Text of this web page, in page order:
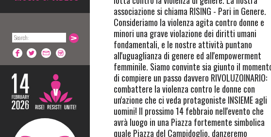
associazione si chiama RISING - Pari in Genere.
Consideriamo la violenza agita contro donne e
minori una grave violazione dei diritti umani
fondamentali, e le nostre attività puntano
all'uguaglianza di genere ed all'empowerment
femminile. Siamo convinte sia giunto il
di compiere un passo davvero RIVOLUZOINARIO:
combattere la violenza contro le donne con
un'azione che ci veda protagoniste INSIEME agli
uomini! Il prossimo 14 febbraio nell'evento che
avrà luogo in una Piazza fortemente simbolica
quale Piazza del Campidoglio, danzeremo